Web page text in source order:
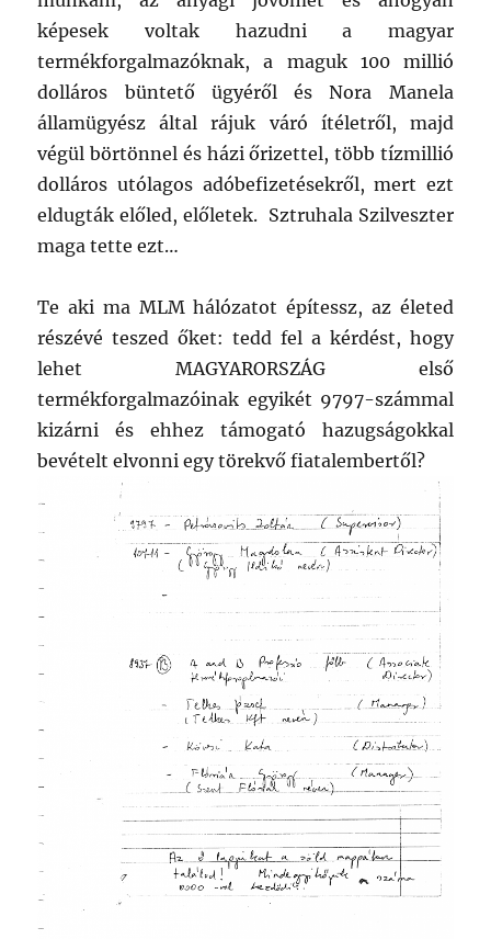
képesek voltak hazudni a magyar
termékforgalmazóknak, a maguk 100 millió
dolláros büntető ügyéről és Nora Manela
államügyész által rájuk váró ítéletről, majd
végül börtönnel és házi őrizettel, több tízmillió
dolláros utólagos adóbefizetésekről, mert ezt
eldugták előled, előletek. Sztruhala Szilveszter
maga tette ezt…
Te aki ma MLM hálózatot építessz, az életed
részévé teszed őket: tedd fel a kérdést, hogy
lehet MAGYARORSZÁG első
termékforgalmazóinak egyikét 9797-számmal
kizárni és ehhez támogató hazugságokkal
bevételt elvonni egy törekvő fiatalembertől?